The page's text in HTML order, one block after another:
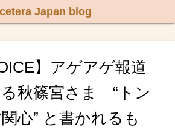
Japan blog
】アゲアゲ報道
秋篠宮さま “トン
心” と書かれるも